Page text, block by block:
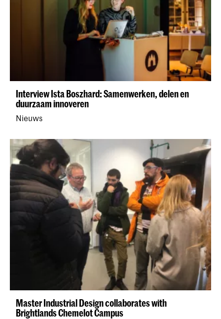
Interview Ista Boszhard: Samenwerken, delen en
duurzaam innoveren
Nieuws
Master Industrial Design collaborates with
Brightlands Chemelot Campus